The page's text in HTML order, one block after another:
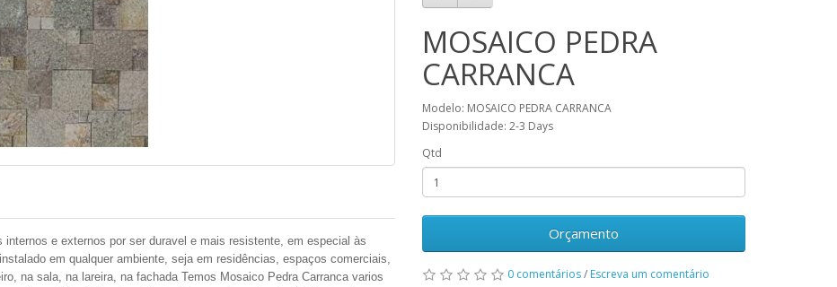
e externos por ser duravel e mais resistente, em especial às
em qualquer ambiente, seja em residências, espaços comerciais,
na sala, na lareira, na fachada Temos Mosaico Pedra Carranca varios
MOSAICO PEDRA
CARRANCA
Modelo: MOSAICO PEDRA CARRANCA
Disponibilidade: 2-3 Days
Qtd
Orçamento
0 comentários/ Escreva um comentário